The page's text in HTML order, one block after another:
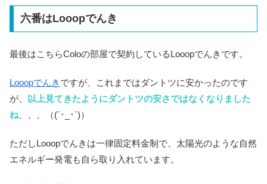
六番はLooopでんき
最後はこちらColoの部屋で契約しているLooopでんきです。
Looopでんき ですが、これまではダントツに安かったのです
が、
以上見てきたようにダントツの安さではなくなりました
ね 、、、（(´･_･`)）
ただしLooopでんきは一律固定料金制で、太陽光のような自然
エネルギー発電も自ら取り入れています。